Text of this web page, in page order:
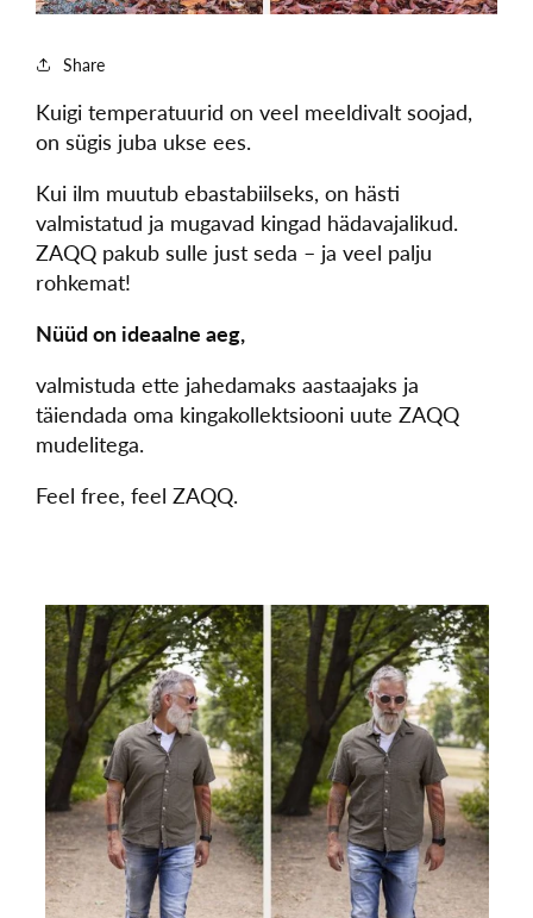
Share
Kuigi temperatuurid on veel meeldivalt soojad,
on sügis juba ukse ees.
Kui ilm muutub ebastabiilseks, on hästi
valmistatud ja mugavad kingad hädavajalikud.
ZAQQ pakub sulle just seda – ja veel palju
rohkemat!
Nüüd on ideaalne aeg,
valmistuda ette jahedamaks aastaajaks ja
täiendada oma kingakollektsiooni uute ZAQQ
mudelitega.
Feel free, feel ZAQQ.